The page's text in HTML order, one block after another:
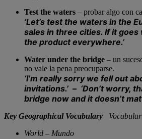
Test the waters – probar algo con
‘Let’s test the waters in the
sales in three cities. If it goes
the product everywhere.’
Water under the bridge – un
no vale la pena preocuparse.
‘I’m really sorry we fell out
invitations.’ – ‘Don’t worry,
bridge now and it doesn’t
Key Geographical Vocabulary
World – Mundo